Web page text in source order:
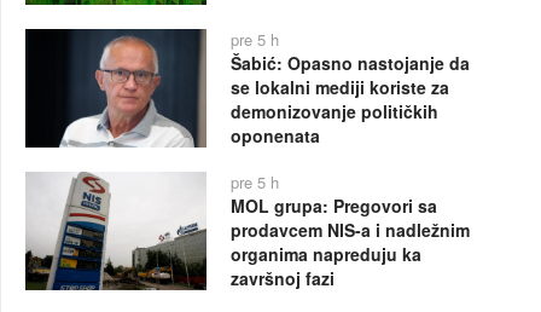
pre 5 h
Šabić: Opasno nastojanje da
se lokalni mediji koriste za
demonizovanje političkih
oponenata
pre 5 h
MOL grupa: Pregovori sa
prodavcem NIS-a i nadležnim
organima napreduju ka
završnoj fazi